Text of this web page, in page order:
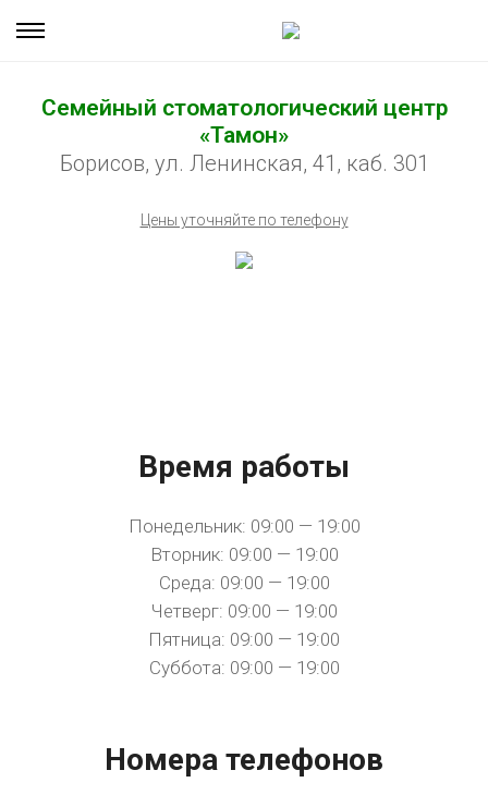
Семейный стоматологический центр
«Тамон»
Борисов, ул. Ленинская, 41, каб. 301
Цены уточняйте по телефону
Время работы
Понедельник: 09:00 — 19:00
Вторник: 09:00 — 19:00
Среда: 09:00 — 19:00
Четверг: 09:00 — 19:00
Пятница: 09:00 — 19:00
Суббота: 09:00 — 19:00
Номера телефонов